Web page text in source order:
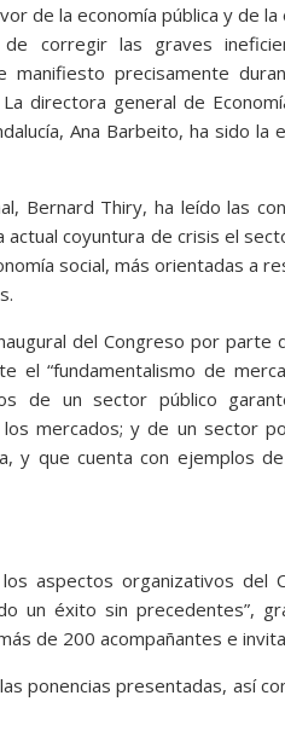
de la economía pública y de la
corregir las graves
precisamente
directora general de
Ana Barbeito, ha sido la
Bernard Thiry, ha leído las
actual coyuntura de crisis el
social, más orientadas a
del Congreso por parte
el “fundamentalismo de
de un sector público
mercados; y de un sector
y que cuenta con ejemplos
aspectos organizativos del
un éxito sin precedentes”,
de 200 acompañantes e
ponencias presentadas, así